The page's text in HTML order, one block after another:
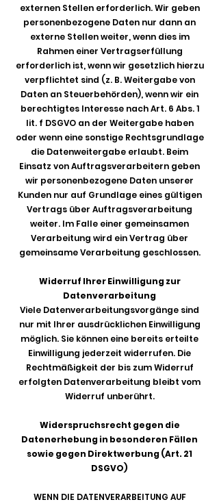
externen Stellen erforderlich. Wir geben
personenbezogene Daten nur dann an
externe Stellen weiter, wenn dies im
Rahmen einer Vertragserfüllung
erforderlich ist, wenn wir gesetzlich hierzu
verpflichtet sind (z. B. Weitergabe von
Daten an Steuerbehörden), wenn wir ein
berechtigtes Interesse nach Art. 6 Abs. 1
lit. f DSGVO an der Weitergabe haben
oder wenn eine sonstige Rechtsgrundlage
die Datenweitergabe erlaubt. Beim
Einsatz von Auftragsverarbeitern geben
wir personenbezogene Daten unserer
Kunden nur auf Grundlage eines gültigen
Vertrags über Auftragsverarbeitung
weiter. Im Falle einer gemeinsamen
Verarbeitung wird ein Vertrag über
gemeinsame Verarbeitung geschlossen.
Widerruf Ihrer Einwilligung zur
Datenverarbeitung
Viele Datenverarbeitungsvorgänge sind
nur mit Ihrer ausdrücklichen Einwilligung
möglich. Sie können eine bereits erteilte
Einwilligung jederzeit widerrufen. Die
Rechtmäßigkeit der bis zum Widerruf
erfolgten Datenverarbeitung bleibt vom
Widerruf unberührt.
Widerspruchsrecht gegen die
Datenerhebung in besonderen Fällen
sowie gegen Direktwerbung (Art. 21
DSGVO)
WENN DIE DATENVERARBEITUNG AUF